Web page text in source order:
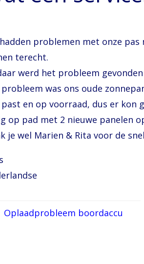
problemen met onze pas
terecht.
werd het probleem
was ons oude
en op voorraad, dus er kon
op pad met 2 nieuwe panelen
je wel Marien & Rita voor de
Oplaadprobleem boordaccu